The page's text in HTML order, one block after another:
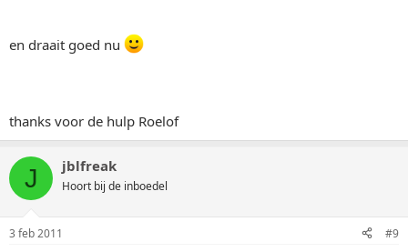
en draait goed nu
thanks voor de hulp Roelof
J jblfreak
Hoort bij de inboedel
3 feb 2011 #9